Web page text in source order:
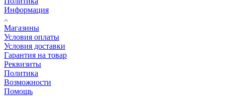
Информация
Магазины
Условия оплаты
Условия доставки
Гарантия на товар
Реквизиты
Политика
Возможности
Помощь